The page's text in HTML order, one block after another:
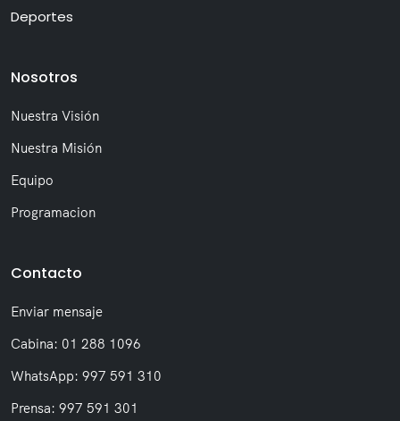
Deportes
Nosotros
Nuestra Visión
Nuestra Misión
Equipo
Programacion
Contacto
Enviar mensaje
Cabina: 01 288 1096
WhatsApp: 997 591 310
Prensa: 997 591 301